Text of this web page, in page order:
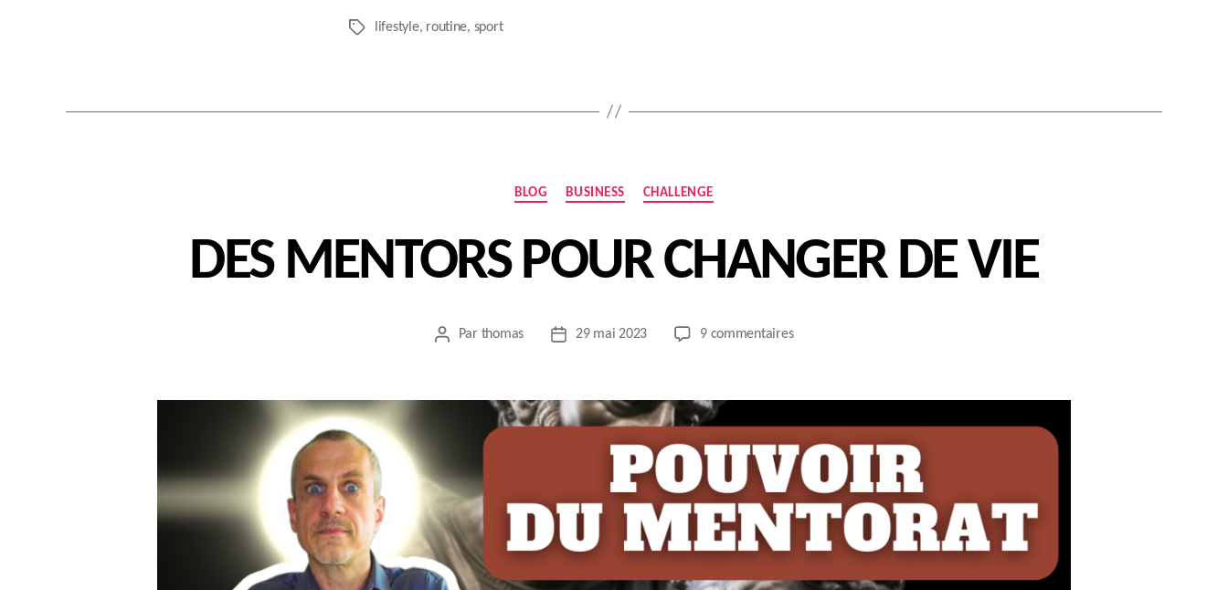
Étiquettes
lifestyle, routine, sport
Catégories
BLOG BUSINESS CHALLENGE
DES MENTORS POUR CHANGER DE VIE
Auteur
Par thomas
Date29 mai 2023 9 commentairessur
POUR
DE
VIE